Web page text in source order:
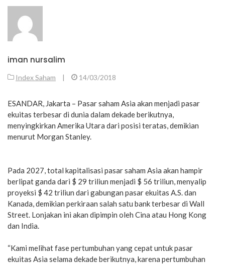
iman nursalim
Index Saham | 14/03/2018
ESANDAR, Jakarta – Pasar saham Asia akan menjadi pasar
ekuitas terbesar di dunia dalam dekade berikutnya,
menyingkirkan Amerika Utara dari posisi teratas, demikian
menurut Morgan Stanley.
Pada 2027, total kapitalisasi pasar saham Asia akan hampir
berlipat ganda dari $ 29 triliun menjadi $ 56 triliun, menyalip
proyeksi $ 42 triliun dari gabungan pasar ekuitas A.S. dan
Kanada, demikian perkiraan salah satu bank terbesar di Wall
Street. Lonjakan ini akan dipimpin oleh Cina atau Hong Kong
dan India.
“Kami melihat fase pertumbuhan yang cepat untuk pasar
ekuitas Asia selama dekade berikutnya, karena pertumbuhan